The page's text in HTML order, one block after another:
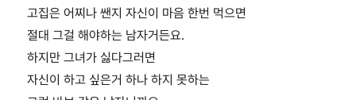
고집은 어찌나 쌘지 자신이 마음 한번 먹으면
절대 그걸 해야하는 남자거든요.
하지만 그녀가 싫다그러면
자신이 하고 싶은거 하나 하지 못하는